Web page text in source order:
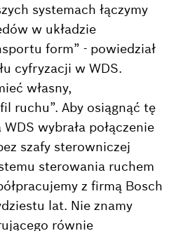
systemach łączymy
w układzie
form” - powiedział
cyfryzacji w WDS.
własny,
ruchu”. Aby osiągnąć tę
wybrała połączenie
szafy sterowniczej
sterowania ruchem
z firmą Bosch
lat. Nie znamy
równie